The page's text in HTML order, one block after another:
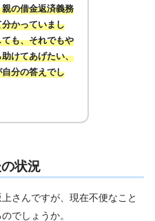
の借金返済義務
かっていまし
も、それでもや
けてあげたい、
分の答えでし
状況
さんですが、現在不便なこと
でしょうか。